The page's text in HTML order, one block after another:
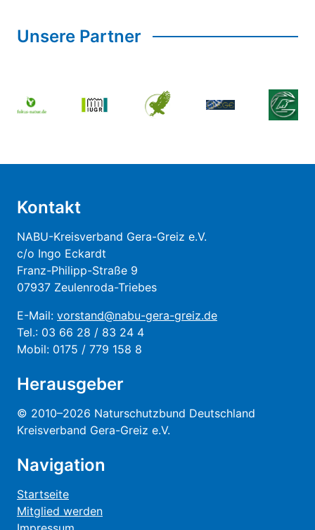
Unsere Partner
Kontakt
NABU-Kreisverband Gera-Greiz e.V.
c/o Ingo Eckardt
Franz-Philipp-Straße 9
07937 Zeulenroda-Triebes
E-Mail: vorstand@nabu-gera-greiz.de
Tel.: 03 66 28 / 83 24 4
Mobil: 0175 / 779 158 8
Herausgeber
© 2010–2026 Naturschutzbund Deutschland
Kreisverband Gera-Greiz e.V.
Navigation
Startseite
Mitglied werden